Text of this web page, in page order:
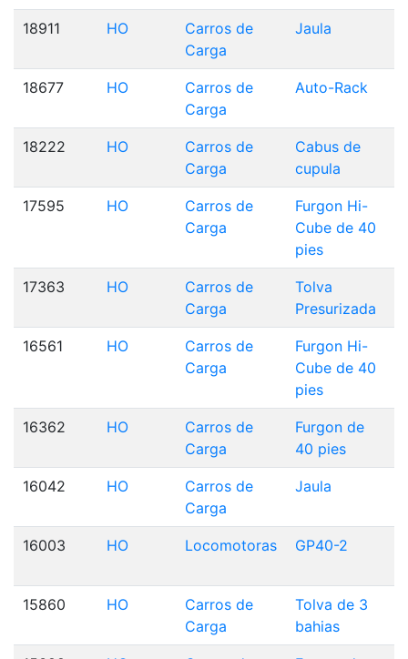
18911 HO
Carros de
Carga
Jaula
18677 HO
Carros de
Carga
Auto-Rack
18222 HO
Carros de
Carga
Cabus de
cupula
17595 HO
Carros de
Carga
Furgon Hi-
Cube de 40
pies
17363 HO
Carros de
Carga
Tolva
Presurizada
16561 HO
Carros de
Carga
Furgon Hi-
Cube de 40
pies
16362 HO
Carros de
Carga
Furgon de
40 pies
16042 HO
Carros de
Carga
Jaula
16003 HO Locomotoras GP40-2
15860 HO
Carros de
Carga
Tolva de 3
bahias